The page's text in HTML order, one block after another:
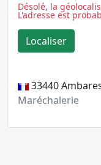
Désolé, la
L'adresse est
33440
Maréchalerie